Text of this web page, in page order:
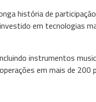
história de
em tecnologias
instrumentos
em mais de 200